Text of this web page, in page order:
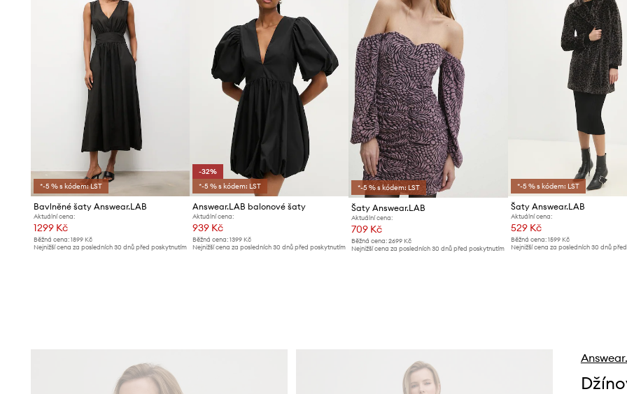
*-5 % s kódem: LST
Bavlněné šaty Answear.LAB
Aktuální cena:
1299 Kč
Běžná cena: 1899 Kč
Nejnižší cena za posledních 30 dnů před poskytnutím
-32%
*-5 % s kódem: LST
Answear.LAB balonové šaty
Aktuální cena:
939 Kč
Běžná cena:1399 Kč
Nejnižší cena za posledních 30 dnů před poskytnutím
*-5 % s kódem: LST
Šaty Answear.LAB
Aktuální cena:
709 Kč
Běžná cena: 2699 Kč
Nejnižší cena za posledních 30 dnů před poskytnutím
*-5 % s kódem: LST
Šaty Answear.LAB
Aktuální cena:
529 Kč
Běžná cena: 1599 Kč
Nejnižší cena za posledních 30 dnů